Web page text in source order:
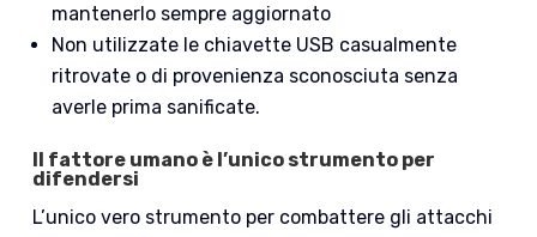
mantenerlo sempre aggiornato
Non utilizzate le chiavette USB casualmente
ritrovate o di provenienza sconosciuta senza
averle prima sanificate.
Il fattore umano è l’unico strumento per
difendersi
L’unico vero strumento per combattere gli attacchi